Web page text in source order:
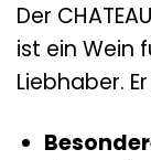
Der
ist ein Wein
Liebhaber.